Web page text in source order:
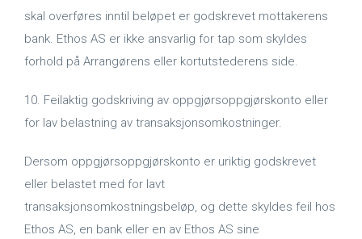
skal overføres inntil beløpet er godskrevet mottakerens
bank. Ethos AS er ikke ansvarlig for tap som skyldes
forhold på Arrangørens eller kortutstederens side.
10. Feilaktig godskriving av oppgjørsoppgjørskonto eller
for lav belastning av transaksjonsomkostninger.
Dersom oppgjørsoppgjørskonto er uriktig godskrevet
eller belastet med for lavt
transaksjonsomkostningsbeløp, og dette skyldes feil hos
Ethos AS, en bank eller en av Ethos AS sine